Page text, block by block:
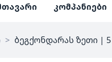
კომპანიები
> ბეგქონდარას ზეთი |